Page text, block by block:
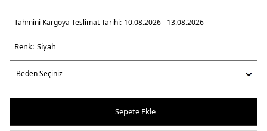
Tahmini Kargoya Teslimat Tarihi: 10.08.2026 - 13.08.2026
Renk: si̇yah
Sepete Ekle